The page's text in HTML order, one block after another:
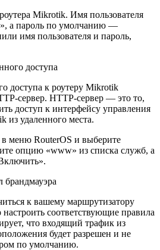
Mikrotik. Имя пользователя
а пароль по умолчанию —
имя пользователя и пароль,
доступа
доступа к роутеру Mikrotik
сервер. HTTP-сервер — это то,
доступ к интерфейсу управления
из удаленного места.
меню RouterOS и выберите
опцию «www» из списка служб, а
к вашему маршрутизатору
соответствующие правила
что входящий трафик из
будет разрешен и не
по умолчанию.